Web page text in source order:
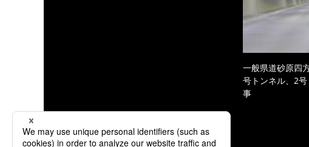
一般県道砂原四
号トンネル、2
事